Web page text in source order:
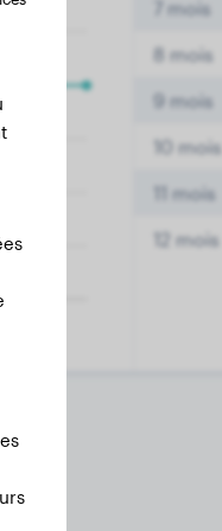
7 mois
8 mois
9 mois
10 mois
11 mois
12 mois